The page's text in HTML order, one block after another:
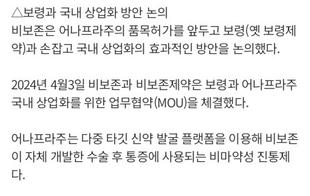
△보령과 국내 상업화 방안 논의
비보존은 어나프라주의 품목허가를 앞두고 보령(옛 보령제
약)과 손잡고 국내 상업화의 효과적인 방안을 논의했다.
2024년 4월3일 비보존과 비보존제약은 보령과 어나프라주
국내 상업화를 위한 업무협약(MOU)을 체결했다.
어나프라주는 다중 타깃 신약 발굴 플랫폼을 이용해 비보존
이 자체 개발한 수술 후 통증에 사용되는 비마약성 진통제
다.